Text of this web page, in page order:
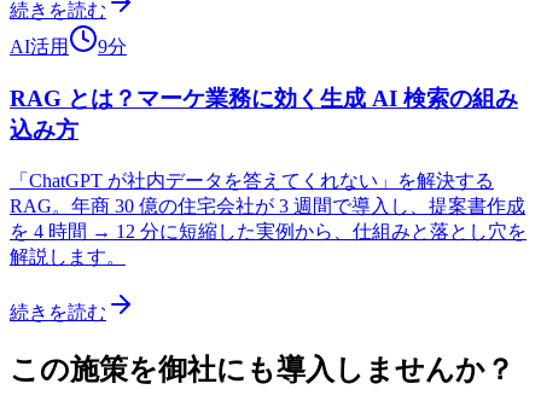
続きを読む
AI活用
9分
RAG とは？マーケ業務に効く生成 AI 検索の組み
込み方
「ChatGPT が社内データを答えてくれない」を解決する
RAG。年商 30 億の住宅会社が 3 週間で導入し、提案書作成
を 4 時間 → 12 分に短縮した実例から、仕組みと落とし穴を
解説します。
続きを読む
この施策を御社にも導入しませんか？